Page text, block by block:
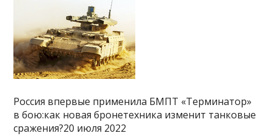
Россия впервые применила БМПТ «Терминатор»
в бою:как новая бронетехника изменит танковые
сражения?20 июля 2022